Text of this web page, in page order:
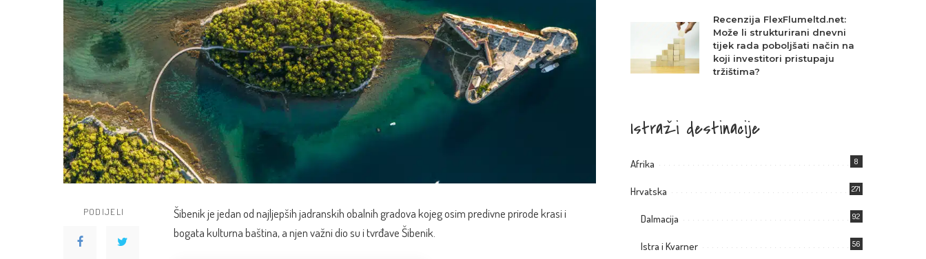
PODIJELI Šibenikje jedan od najljepših jadranskih obalnih gradova kojeg osim predivne prirode krasi i
bogata kulturna baština, a njen važni dio su i tvrđave Šibenik.
Recenzija FlexFlumeltd.net:
Može li strukturirani dnevni
tijek rada poboljšati način na
koji investitori pristupaju
tržištima?
Istraži destinacije
Afrika 8
Hrvatska 271
Dalmacija 92
Istra i Kvarner 56